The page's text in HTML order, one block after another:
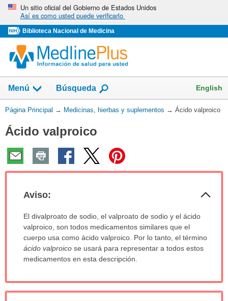
Omita
vaya
al
Contenido
Un sitio oficial del Gobierno de Estados Unidos
Así es como usted puede verificarlo
Biblioteca Nacional de Medicina
Menú
Mostrar
campo
de
Búsqueda English
Usted
aquí:
Página Principal → Medicinas, hierbas y suplementos → Ácido valproico
Ácido valproico
Aviso:
Aviso:
sido
extendido.
El divalproato de sodio, el valproato de sodio y el ácido
valproico, son todos medicamentos similares que el
cuerpo usa como ácido valproico. Por lo tanto, el término
ácido valproicose usará para representar a todos estos
medicamentos en esta descripción.